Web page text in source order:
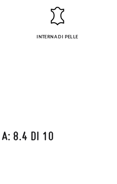
INTERNA DI PELLE
A: 8.4 DI 10